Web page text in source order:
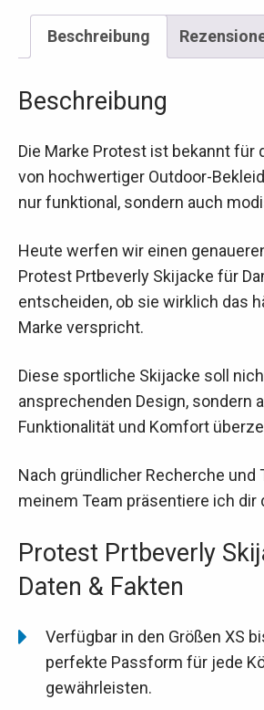
Beschreibung
Beschreibung
Die Marke Protest ist bekannt für
von hochwertiger Outdoor-
nur funktional, sondern auch
Heute werfen wir einen
Protest Prtbeverly Skijacke für
entscheiden, ob sie wirklich das
Marke verspricht.
Diese sportliche Skijacke soll
ansprechenden Design, sondern
Funktionalität und Komfort
Nach gründlicher Recherche und
meinem Team präsentiere ich dir
Protest Prtbeverly
Daten & Fakten
Verfügbar in den Größen XS
perfekte Passform für jede
gewährleisten.